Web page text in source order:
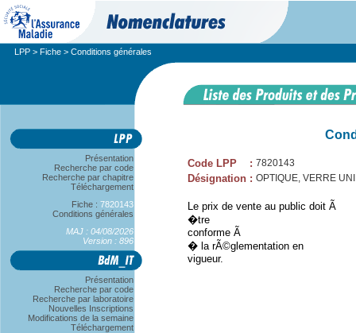
LPP > Fiche > Conditions générales
Présentation
Recherche par code
Recherche par chapitre
Téléchargement
Fiche : 7820143
Conditions générales
MAJ : 04/08/2026
Version : 896
Présentation
Recherche par code
Recherche par laboratoire
Nouvelles Inscriptions
Modifications de la semaine
Téléchargement
Code LPP : 7820143
Désignation : OPTIQUE, VERRE
Le prix de vente au public doit Ã
�tre
conforme Ã
� la rÃ©glementation en
vigueur.